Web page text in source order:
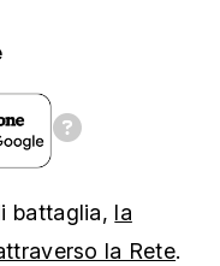
battaglia, la
la Rete.